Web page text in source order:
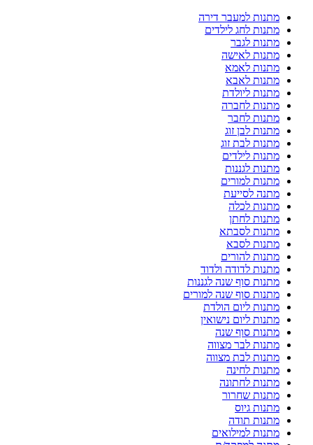
מתנות למעבר דירה
מתנות לחג לילדים
מתנות לגבר
מתנות לאישה
מתנות לאמא
מתנות לאבא
מתנות ליולדת
מתנות לחברה
מתנות לחבר
מתנות לבן זוג
מתנות לבת זוג
מתנות לילדים
מתנות לגננות
מתנות למורים
מתנה לסייעת
מתנות לכלה
מתנות לחתן
מתנות לסבתא
מתנות לסבא
מתנות להורים
מתנות לדודה ולדוד
מתנות סוף שנה לגננות
מתנות סוף שנה למורים
מתנות ליום הולדת
מתנות ליום נישואין
מתנות סוף שנה
מתנות לבר מצווה
מתנות לבת מצווה
מתנות לחינה
מתנות לחתונה
מתנות שחרור
מתנות גיוס
מתנות תודה
מתנות למילואים